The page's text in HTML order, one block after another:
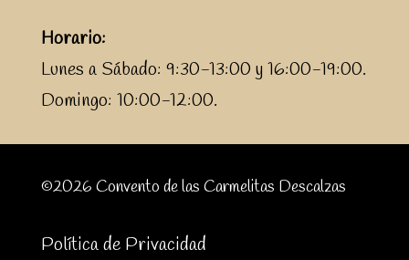
Horario:
Lunes a Sábado: 9:30-13:00 y 16:00-19:00.
Domingo: 10:00-12:00.
©2026 Convento de las Carmelitas Descalzas
Política de Privacidad